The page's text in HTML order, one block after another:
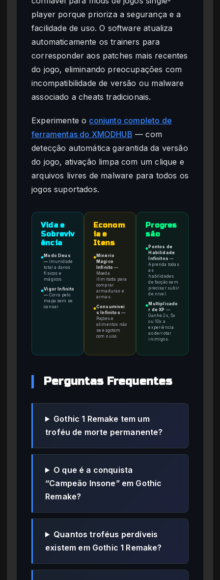
player porque prioriza a segurança e a
facilidade de uso. O software atualiza
automaticamente os trainers para
corresponder aos patches mais recentes
do jogo, eliminando preocupações com
incompatibilidade de versão ou malware
associado a cheats tradicionais.
Experimente o conjunto completo de
ferramentas do XMODHUB — com
detecção automática garantida da versão
do jogo, ativação limpa com um clique e
arquivos livres de malware para todos os
jogos suportados.
Vida e
Sobreviv
ência
● Modo Deus
— Imunidade
total a danos
físicos e
mágicos.
●Vigor Infinito
— Corra pelo
mapa sem se
cansar.
Econom
ia e
Itens
● Minério
Mágico
Infinito —
Moeda
ilimitada para
comprar
armaduras e
armas.
●Consumívei
s Infinitos —
Poções e
alimentos não
se esgotam
com o uso.
Progres
são
●Pontos de
Habilidade
Infinitos —
Aprenda todas
as
habilidades
de facção sem
precisar subir
de nível.
●Multiplicado
r de XP —
Ganhe 2x, 5x
ou 10x a
experiência
ao derrotar
inimigos.
Perguntas Frequentes
Gothic 1 Remake tem um
troféu de morte permanente?
O que é a conquista
“Campeão Insone” em Gothic
Remake?
Quantos troféus perdíveis
existem em Gothic 1 Remake?